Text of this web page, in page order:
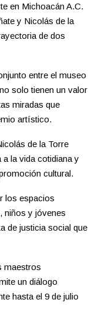
en Michoacán A.C.
y Nicolás de la
de dos
entre el museo
solo tienen un valor
miradas que
artístico.
de la Torre
la vida cotidiana y
cultural.
los espacios
niños y jóvenes
de justicia social que
maestros
un diálogo
hasta el 9 de julio